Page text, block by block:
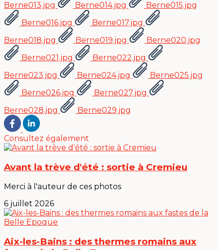
Berne013.jpg
Berne014.jpg
Berne015.jpg
Berne016.jpg
Berne017.jpg
Berne018.jpg
Berne019.jpg
Berne020.jpg
Berne021.jpg
Berne022.jpg
Berne023.jpg
Berne024.jpg
Berne025.jpg
Berne026.jpg
Berne027.jpg
Berne028.jpg
Berne029.jpg
Consultez également
Avant la trève d'été : sortie à Cremieu
Merci à l'auteur de ces photos
6 juillet 2026
Aix-les-Bains : des thermes romains aux